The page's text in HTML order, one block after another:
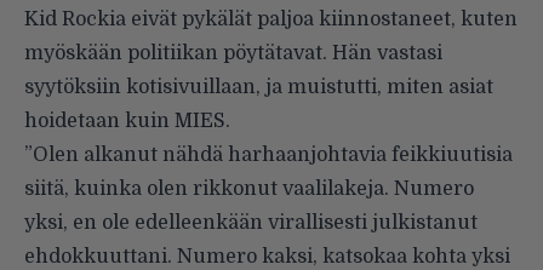
Kid Rockia eivät pykälät paljoa kiinnostaneet, kuten
myöskään politiikan pöytätavat. Hän vastasi
syytöksiin kotisivuillaan, ja muistutti, miten asiat
hoidetaan kuin MIES.
”Olen alkanut nähdä harhaanjohtavia feikkiuutisia
siitä, kuinka olen rikkonut vaalilakeja. Numero
yksi, en ole edelleenkään virallisesti julkistanut
ehdokkuuttani. Numero kaksi, katsokaa kohta yksi